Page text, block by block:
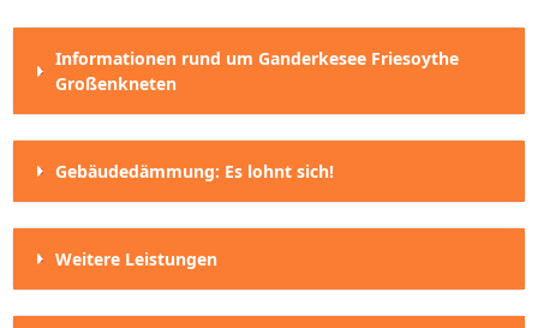
Informationen rund um Ganderkesee Friesoythe
Großenkneten
Gebäudedämmung: Es lohnt sich!
Weitere Leistungen